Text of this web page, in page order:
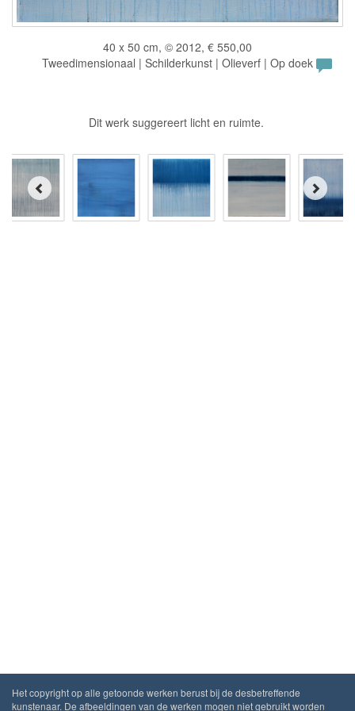
40 x 50 cm, © 2012, € 550,00
Tweedimensionaal | Schilderkunst | Olieverf | Op doek
Dit werk suggereert licht en ruimte.
Het copyright op alle getoonde werken berust bij de desbetreffende
kunstenaar. De afbeeldingen van de werken mogen niet gebruikt worden